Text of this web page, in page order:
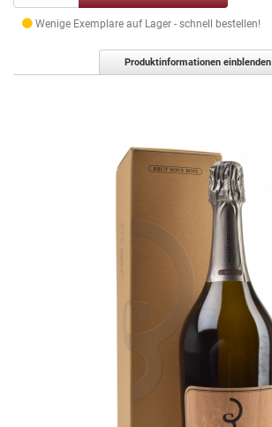
Wenige Exemplare auf Lager - schnell bestellen!
Produktinformationen einblenden